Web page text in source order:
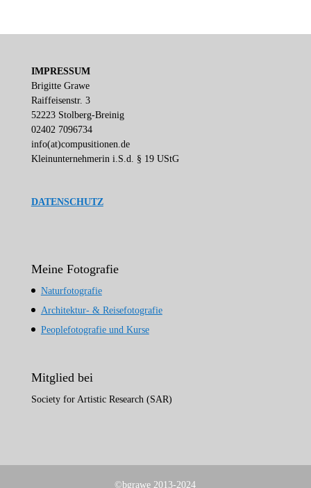
IMPRESSUM
Brigitte Grawe
Raiffeisenstr. 3
52223 Stolberg-Breinig
02402 7096734
info(at)compusitionen.de
Kleinunternehmerin i.S.d. § 19 UStG
DATENSCHUTZ
Meine Fotografie
Naturfotografie
Architektur- & Reisefotografie
Peoplefotografie und Kurse
Mitglied bei
Society for Artistic Research (SAR)
©bgrawe 2013-2024